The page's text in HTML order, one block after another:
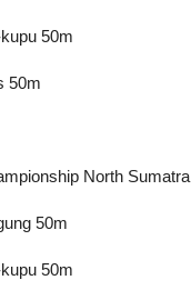
50m
50m
North Sumatra
50m
50m